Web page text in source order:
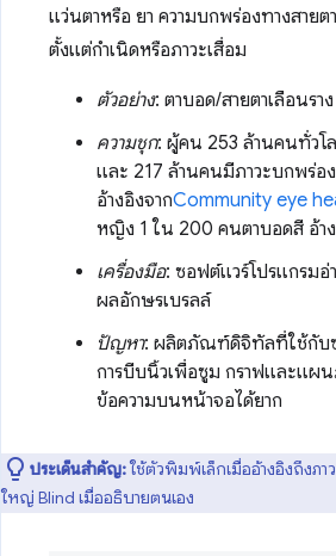
แว่นตาหรือ ยา ความบกพร่องทางสายต
ตั้งแต่กำเนิดหรือภาวะเสื่อม
ตัวอย่าง: ตาบอด/สายตาเลือนรา
ความชุก: ผู้คน 253 ล้านคนทั่วโ
และ 217 ล้านคนมีภาวะบกพร่อ
อ้างอิงจากCommunity eye
หญิง 1 ใน 200 คนตาบอดสี อ้า
เครื่องมือ: ซอฟต์แวร์โปรแกรม
ผลอักษรเบรลล์
ปัญหา: ผลิตภัณฑ์ดิจิทัลที่ใช้กับซ
การบีบนิ้วเพื่อซูม กราฟและแผ
ข้อความบนหน้าจอได้ยาก
ประเด็นสำคัญ:ใช้ตัวพิมพ์เล็กเมื่ออ้างอิงถึง
ใหญ่ Blind เมื่ออธิบายตนเอง